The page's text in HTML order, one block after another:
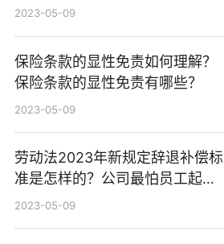
序？
2023-05-09
保险条款的显性免责如何理解？
保险条款的显性免责有哪些？
2023-05-09
劳动法2023年新规定辞退补偿标
准是怎样的？公司最怕员工起诉
什么？
2023-05-09